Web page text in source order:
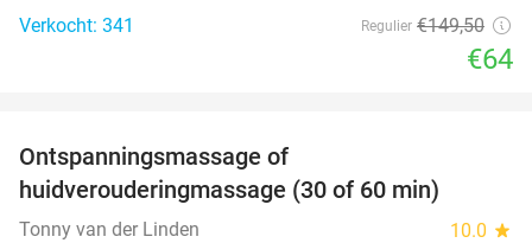
Verkocht: 341
Regulier €149,50
€64
Ontspanningsmassage of
huidverouderingmassage (30 of 60 min)
Tonny van der Linden 10.0 star